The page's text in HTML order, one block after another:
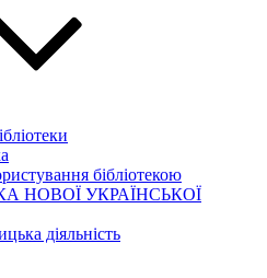
бібліотекою
НОВОЇ УКРАЇНСЬКОЇ
діяльність